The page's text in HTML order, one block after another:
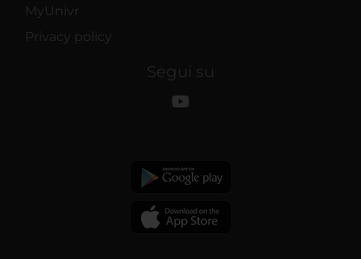
MyUnivr
Privacy policy
Segui su